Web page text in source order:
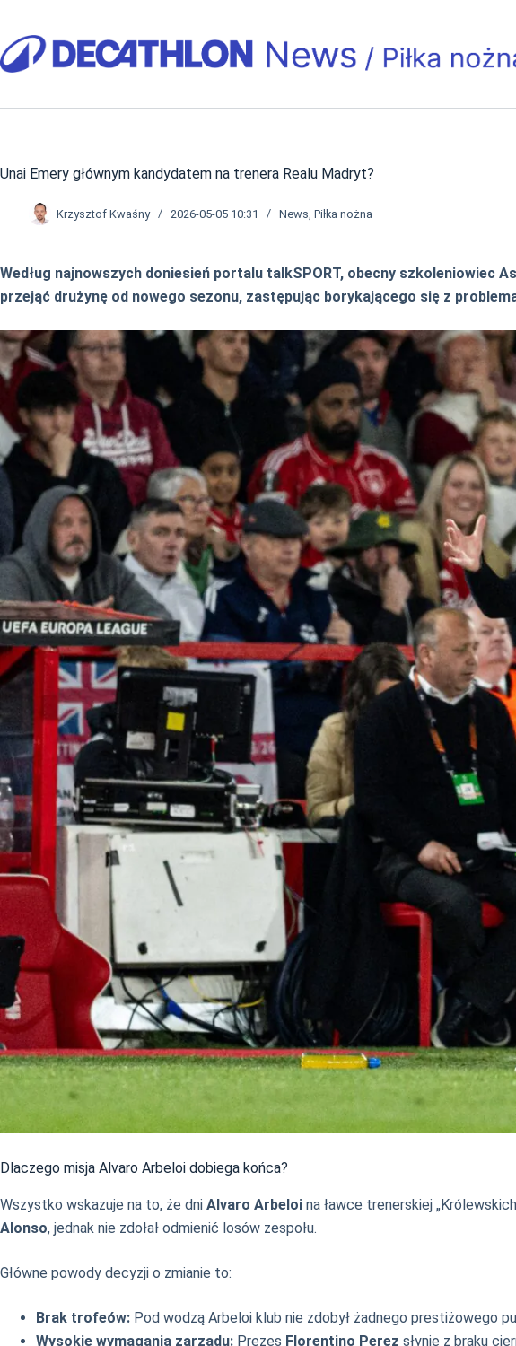
treści
Unai Emery głównym kandydatem na trenera Realu Madryt?
Krzysztof Kwaśny 2026-05-05 10:31 News ,Piłka nożna
Według najnowszych doniesień portalu talkSPORT, obecny szkoleniowiec
przejąć drużynę od nowego sezonu, zastępując borykającego się z
Dlaczego misja Alvaro Arbeloi dobiega końca?
Wszystko wskazuje na to, że dni Alvaro Arbeloi na ławce trenerskiej
Alonso, jednak nie zdołał odmienić losów zespołu.
Główne powody decyzji o zmianie to:
Brak trofeów: Pod wodzą Arbeloi klub nie zdobył żadnego prestiżowego
Wysokie wymagania zarządu: Prezes Florentino Perez słynie z braku